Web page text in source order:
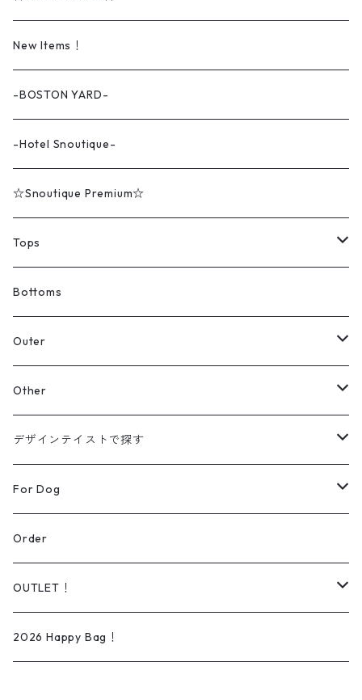
New Items！
-BOSTON YARD-
-Hotel Snoutique-
☆Snoutique Premium☆
Tops
Tシャツ
スウェット
パーカー
シャツ
ニット
Bottoms
Outer
カーディガン
【Original】
ジャケット
【Original】
Other
帽子
バッグ
シューズ
ソックス
タオル
デザインテイストで探す
ラインアート
リアルデザイン
オーダー可能商品
イラスト/ペイントアート
For Dog
Wear
Daily wear
Rain wear
Dog lead＆Harness
Bed
Order
OUTLET！
iPhone ケース
2026 Happy Bag！